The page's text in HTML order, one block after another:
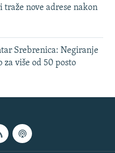
traže nove adrese nakon
Srebrenica: Negiranje
za više od 50 posto